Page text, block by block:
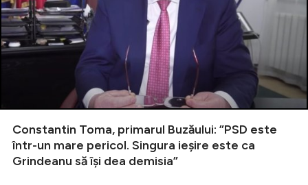
Constantin Toma, primarul Buzăului: ”PSD este
într-un mare pericol. Singura ieșire este ca
Grindeanu să își dea demisia”